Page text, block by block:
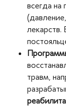
всегда на
лекарств.
травм,